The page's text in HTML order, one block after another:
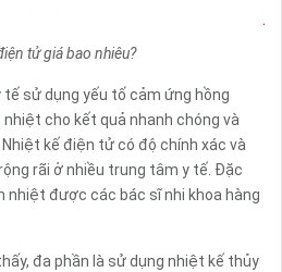
tử giá bao nhiêu?
sử dụng yếu tố cảm ứng hồng
cho kết quả nhanh chóng và
kế điện tử có độ chính xác và
rãi ở nhiều trung tâm y tế. Đặc
nhiệt được các bác sĩ nhi khoa hàng
đa phần là sử dụng nhiệt kế thủy